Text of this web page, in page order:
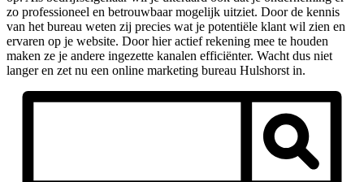
zo professioneel en betrouwbaar mogelijk uitziet. Door de kennis
van het bureau weten zij precies wat je potentiële klant wil zien en
ervaren op je website. Door hier actief rekening mee te houden
maken ze je andere ingezette kanalen efficiënter. Wacht dus niet
langer en zet nu een online marketing bureau Hulshorst in.